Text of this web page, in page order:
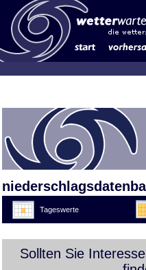
Tageswerte
Sollten Sie